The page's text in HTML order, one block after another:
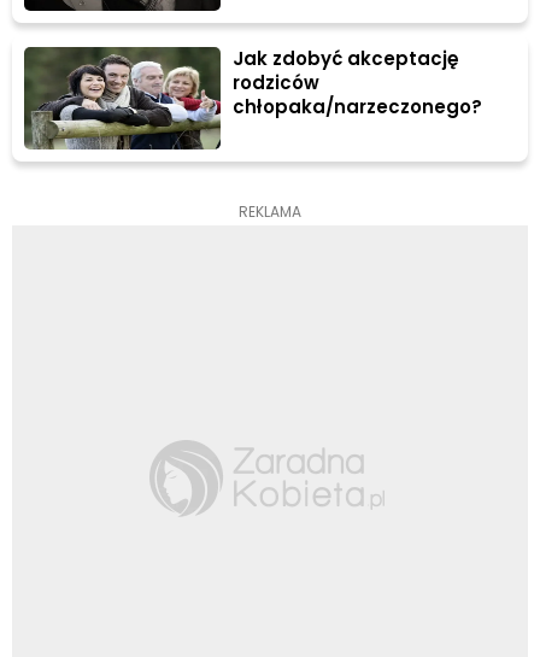
Jak zdobyć akceptację
rodziców
chłopaka/narzeczonego?
REKLAMA